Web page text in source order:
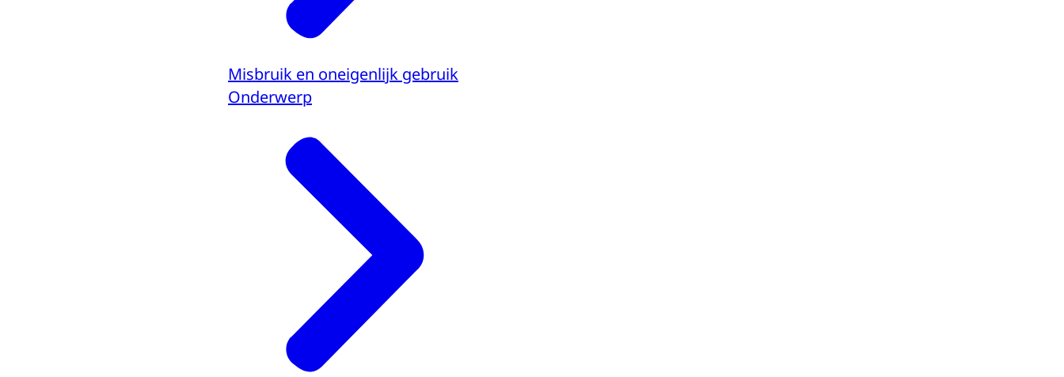
Misbruik en oneigenlijk gebruik
Onderwerp